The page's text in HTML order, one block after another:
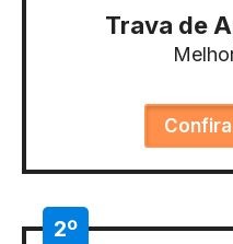
Trava de
2º